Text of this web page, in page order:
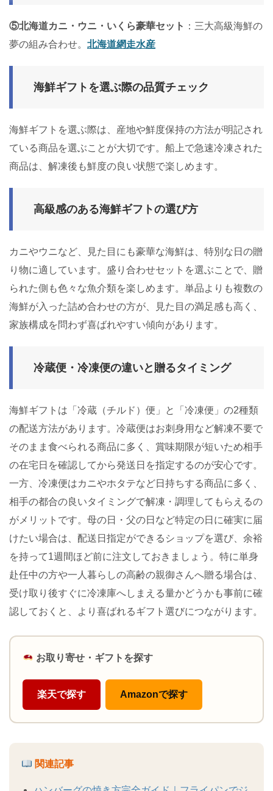
⑤北海道カニ・ウニ・いくら豪華セット ：三大高級海鮮の
夢の組み合わせ。 北海道網走水産
海鮮ギフトを選ぶ際の品質チェック
海鮮ギフトを選ぶ際は、産地や鮮度保持の方法が明記され
ている商品を選ぶことが大切です。船上で急速冷凍された
商品は、解凍後も鮮度の良い状態で楽しめます。
高級感のある海鮮ギフトの選び方
カニやウニなど、見た目にも豪華な海鮮は、特別な日の贈
り物に適しています。盛り合わせセットを選ぶことで、贈
られた側も色々な魚介類を楽しめます。単品よりも複数の
海鮮が入った詰め合わせの方が、見た目の満足感も高く、
家族構成を問わず喜ばれやすい傾向があります。
冷蔵便・冷凍便の違いと贈るタイミング
海鮮ギフトは「冷蔵（チルド）便」と「冷凍便」の2種類
の配送方法があります。冷蔵便はお刺身用など解凍不要で
そのまま食べられる商品に多く、賞味期限が短いため相手
の在宅日を確認してから発送日を指定するのが安心です。
一方、冷凍便はカニやホタテなど日持ちする商品に多く、
相手の都合の良いタイミングで解凍・調理してもらえるの
がメリットです。母の日・父の日など特定の日に確実に届
けたい場合は、配送日指定ができるショップを選び、余裕
を持って1週間ほど前に注文しておきましょう。特に単身
赴任中の方や一人暮らしの高齢の親御さんへ贈る場合は、
受け取り後すぐに冷凍庫へしまえる量かどうかも事前に確
認しておくと、より喜ばれるギフト選びにつながります。
お取り寄せ・ギフトを探す
楽天で探す Amazonで探す
関連記事